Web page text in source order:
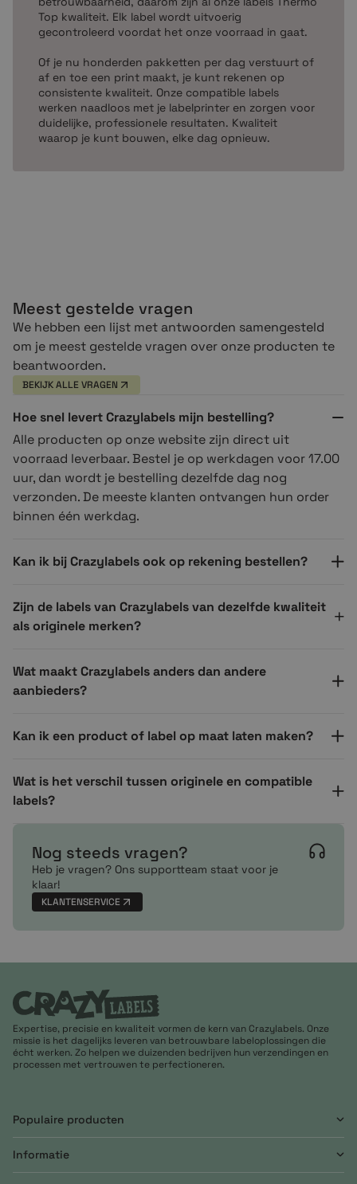
Top kwaliteit. Elk label wordt uitvoerig
gecontroleerd voordat het onze voorraad in gaat.
Of je nu honderden pakketten per dag verstuurt of
af en toe een print maakt, je kunt rekenen op
consistente kwaliteit. Onze compatible labels
werken naadloos met je labelprinter en zorgen voor
duidelijke, professionele resultaten. Kwaliteit
waarop je kunt bouwen, elke dag opnieuw.
Meest gestelde vragen
We hebben een lijst met antwoorden samengesteld
om je meest gestelde vragen over onze producten te
beantwoorden.
BEKIJK ALLE VRAGEN
Hoe snel levert Crazylabels mijn bestelling?
Alle producten op onze website zijn direct uit
voorraad leverbaar. Bestel je op werkdagen voor 17.00
uur, dan wordt je bestelling dezelfde dag nog
verzonden. De meeste klanten ontvangen hun order
binnen één werkdag.
Kan ik bij Crazylabels ook op rekening bestellen?
Zijn de labels van Crazylabels van dezelfde kwaliteit
als originele merken?
Wat maakt Crazylabels anders dan andere
aanbieders?
Kan ik een product of label op maat laten maken?
Wat is het verschil tussen originele en compatible
labels?
Nog steeds vragen?
Heb je vragen? Ons supportteam staat voor je
klaar!
KLANTENSERVICE
Expertise, precisie en kwaliteit vormen de kern van Crazylabels. Onze
missie is het dagelijks leveren van betrouwbare labeloplossingen die
écht werken. Zo helpen we duizenden bedrijven hun verzendingen en
processen met vertrouwen te perfectioneren.
Populaire producten
Informatie